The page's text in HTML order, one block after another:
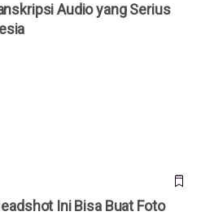
Audio yang Serius
Ini Bisa Buat Foto